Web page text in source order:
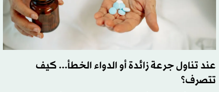
عند تناول جرعة زائدة أو الدواء الخطأ... كيف
تتصرف؟